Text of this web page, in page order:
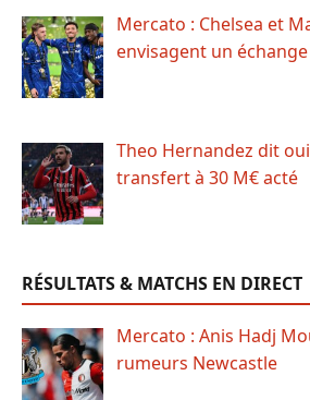
Mercato : Chelsea et
envisagent un échange
Theo Hernandez dit
transfert à 30 M€ acté
RÉSULTATS & MATCHS EN DIRECT
Mercato : Anis Hadj
rumeurs Newcastle